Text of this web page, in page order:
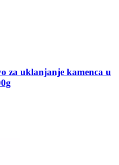
za uklanjanje kamenca u